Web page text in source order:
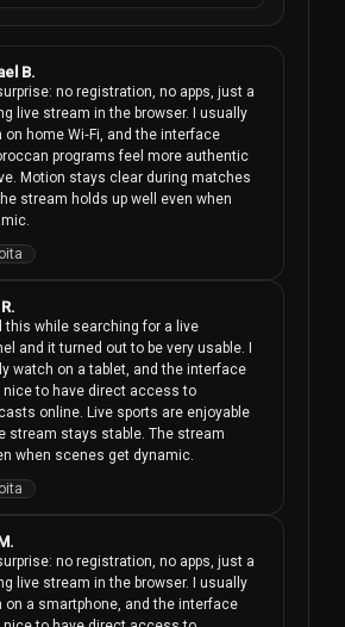
B.
no registration, no apps, just a
live stream in the browser. I usually
on home Wi‑Fi, and the interface
programs feel more authentic
Motion stays clear during matches
stream holds up well even when
this while searching for a live
and it turned out to be very usable. I
watch on a tablet, and the interface
nice to have direct access to
online. Live sports are enjoyable
stream stays stable. The stream
when scenes get dynamic.
no registration, no apps, just a
live stream in the browser. I usually
on a smartphone, and the interface